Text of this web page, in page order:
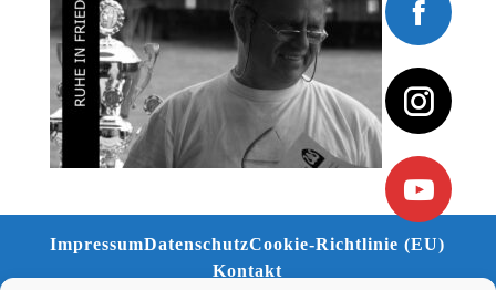
ImpressumDatenschutzCookie-Richtlinie (EU)
Kontakt